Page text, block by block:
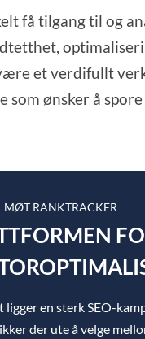
få tilgang til og
et verdifullt
ønsker å
MØT RANKTRACKER
en sterk SEO-
der ute å velge